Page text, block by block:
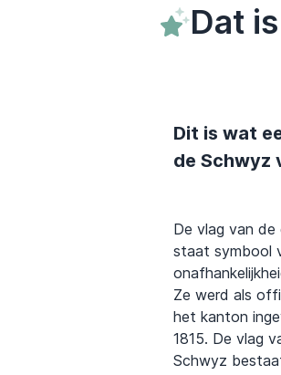
Dat
Dit is wat
de Schwyz
De vlag van
staat symbool
Ze werd als
het kanton
1815. De vlag
Schwyz